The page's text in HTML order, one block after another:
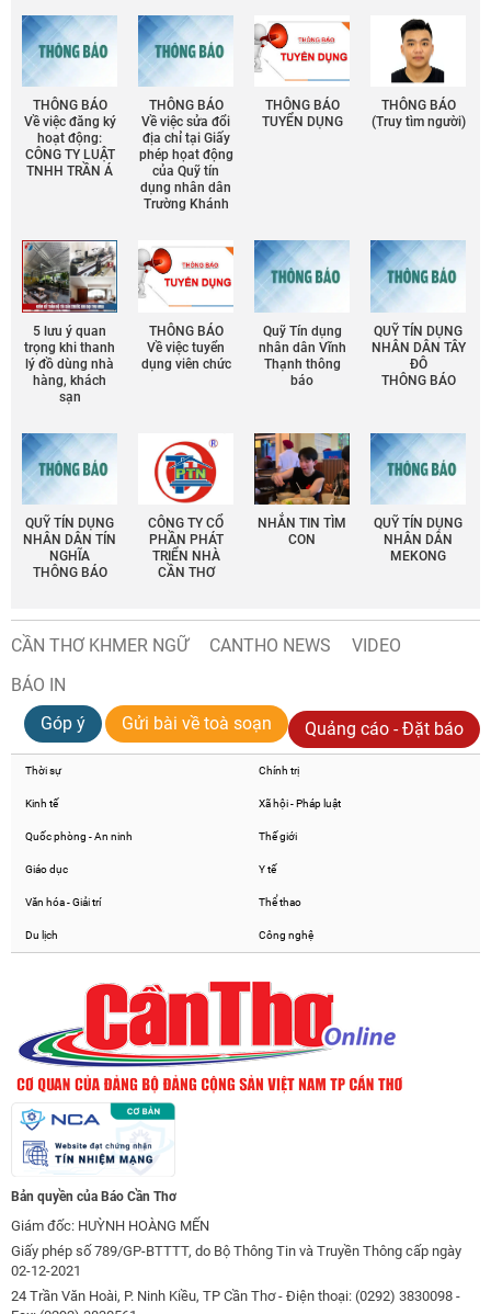
THÔNG BÁO
Về việc đăng ký
hoạt động:
CÔNG TY LUẬT
TNHH TRẦN Á
THÔNG BÁO
Về việc sửa đổi
địa chỉ tại Giấy
phép họat động
của Quỹ tín
dụng nhân dân
Trường Khánh
THÔNG BÁO
TUYỂN DỤNG
THÔNG BÁO
(Truy tìm người)
5 lưu ý quan
trọng khi thanh
lý đồ dùng nhà
hàng, khách
sạn
THÔNG BÁO
Về việc tuyển
dụng viên chức
Quỹ Tín dụng
nhân dân Vĩnh
Thạnh thông
báo
QUỸ TÍN DỤNG
NHÂN DÂN TÂY
ĐÔ
THÔNG BÁO
QUỸ TÍN DỤNG
NHÂN DÂN TÍN
NGHĨA
THÔNG BÁO
CÔNG TY CỔ
PHẦN PHÁT
TRIỂN NHÀ
CẦN THƠ
NHẮN TIN TÌM
CON
QUỸ TÍN DỤNG
NHÂN DÂN
MEKONG
CẦN THƠ KHMER NGỮ CANTHO NEWS
VIDEO
BÁO IN
Góp ý
Gửi bài về toà soạn Quảng cáo - Đặt báo
Thời sự Chính trị
Kinh tế Xã hội - Pháp luật
Quốc phòng - An ninh Thế giới
Giáo dục Y tế
Văn hóa - Giải trí Thể thao
Du lịch Công nghệ
Bản quyền của Báo Cần Thơ
Giám đốc: HUỲNH HOÀNG MẾN
Giấy phép số 789/GP-BTTTT, do Bộ Thông Tin và Truyền Thông cấp ngày
02-12-2021
24 Trần Văn Hoài, P. Ninh Kiều, TP Cần Thơ - Điện thoại: (0292) 3830098 -